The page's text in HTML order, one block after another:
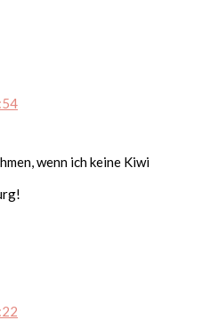
wenn ich keine Kiwi